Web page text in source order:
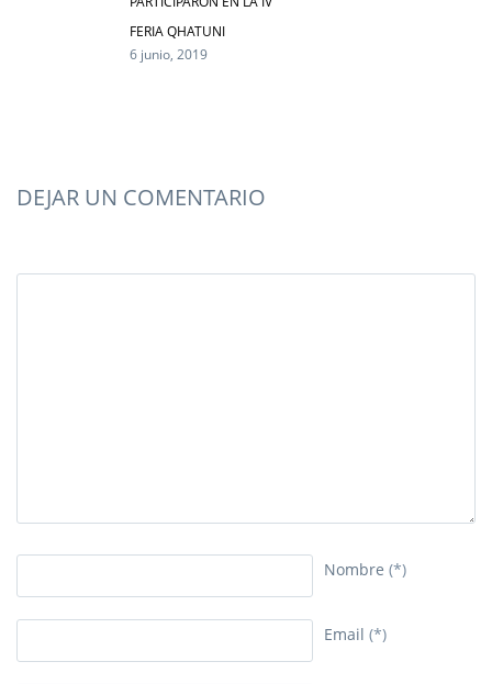
FERIA QHATUNI
6 junio, 2019
DEJAR UN COMENTARIO
Nombre (*)
Email (*)